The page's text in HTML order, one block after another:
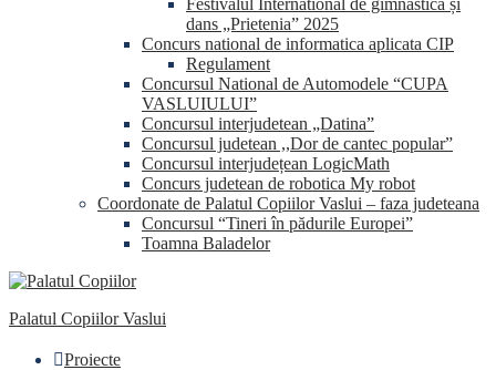
Festivalul International de gimnastica și
dans „Prietenia” 2025
Concurs national de informatica aplicata CIP
Regulament
Concursul National de Automodele “CUPA
VASLUIULUI”
Concursul interjudetean „Datina”
Concursul judetean ,,Dor de cantec popular”
Concursul interjudețean LogicMath
Concurs judetean de robotica My robot
Coordonate de Palatul Copiilor Vaslui – faza judeteana
Concursul “Tineri în pădurile Europei”
Toamna Baladelor
Palatul Copiilor Vaslui
Proiecte